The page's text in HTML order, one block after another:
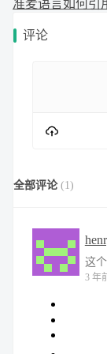
准麦语言如何引
评论
全部评论 (1)
这
3 年